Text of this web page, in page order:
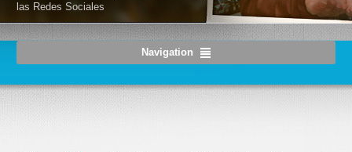
las Redes Sociales
Navigation